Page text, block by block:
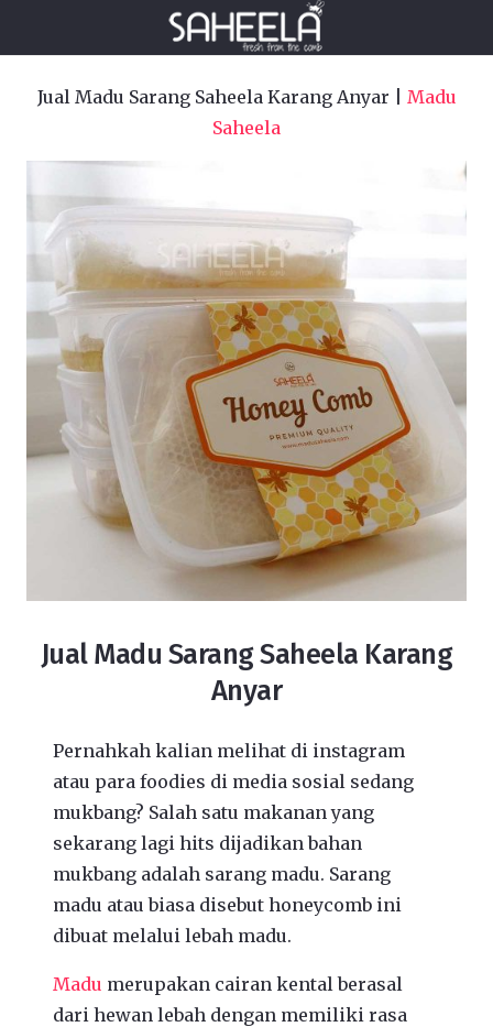
Jual Madu Sarang Saheela Karang Anyar | Madu
Saheela
Jual Madu Sarang Saheela Karang
Anyar
Pernahkah kalian melihat di instagram
atau para foodies di media sosial sedang
mukbang? Salah satu makanan yang
sekarang lagi hits dijadikan bahan
mukbang adalah sarang madu. Sarang
madu atau biasa disebut honeycomb ini
dibuat melalui lebah madu.
Madu merupakan cairan kental berasal
dari hewan lebah dengan memiliki rasa